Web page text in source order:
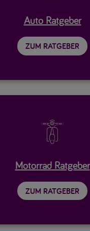
Auto Ratgeber
ZUM RATGEBER

Motorrad Ratgeber
ZUM RATGEBER